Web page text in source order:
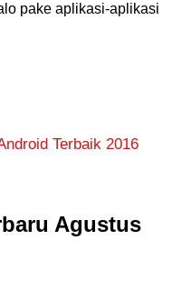
pake aplikasi-aplikasi
Terbaik 2016
Agustus